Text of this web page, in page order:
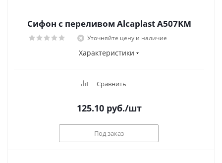
Сифон с переливом Alcaplast A507KM
Уточняйте цену и наличие
Характеристики
Сравнить
125.10 руб./шт
Под заказ